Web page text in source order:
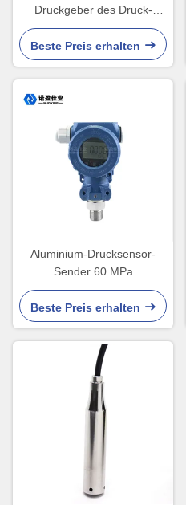
Druckgeber des Druck-
Sensor-Übermittler-IP65
Beste Preis erhalten
Aluminium-Drucksensor-
Sender 60 MPa
Flüssigkeitsdruck-Sender
Beste Preis erhalten